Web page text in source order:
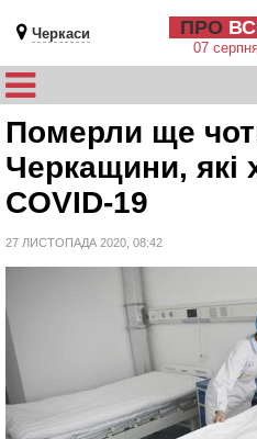
Черкаси ПРО
07
Померли ще
Черкащини, які
COVID-19
27 ЛИСТОПАДА 2020, 08:42